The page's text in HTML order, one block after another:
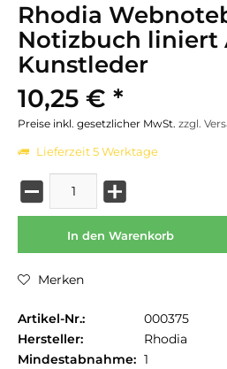
Rhodia
Notizbuch liniert
Kunstleder
10,25 € *
Preise inkl. gesetzlicher MwSt. zzgl.
Lieferzeit 5 Werktage
In den Warenkorb
Merken
Artikel-Nr.:
000375
Hersteller:
Rhodia
Mindestabnahme: 1